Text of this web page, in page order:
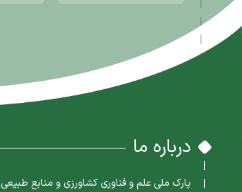
درباره ما
پارک ملی علم و فناوری کشاورزی و منابع طبیعی